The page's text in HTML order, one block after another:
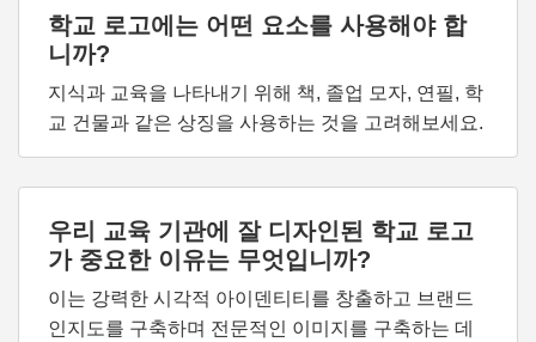
학교 로고에는 어떤 요소를 사용해야 합
니까?
지식과 교육을 나타내기 위해 책, 졸업 모자, 연필, 학
교 건물과 같은 상징을 사용하는 것을 고려해보세요.
우리 교육 기관에 잘 디자인된 학교 로고
가 중요한 이유는 무엇입니까?
이는 강력한 시각적 아이덴티티를 창출하고 브랜드
인지도를 구축하며 전문적인 이미지를 구축하는 데